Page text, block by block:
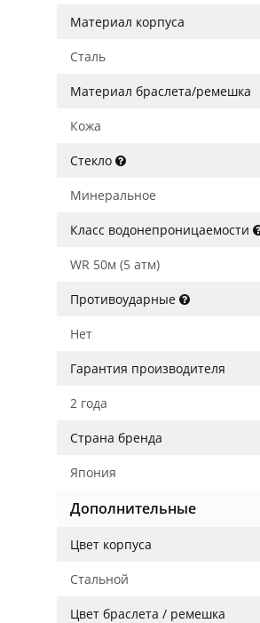
Материал корпуса
Сталь
Материал браслета/ремешка
Кожа
Стекло
Минеральное
Класс водонепроницаемости
WR 50м (5 атм)
Противоударные
Нет
Гарантия производителя
2 года
Страна бренда
Япония
Дополнительные
Цвет корпуса
Стальной
Цвет браслета / ремешка